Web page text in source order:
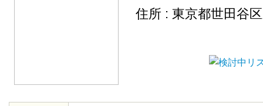
住所 : 東京都世田谷